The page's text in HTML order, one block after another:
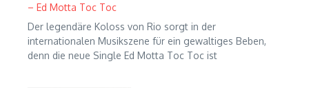
– Ed Motta Toc Toc
Der legendäre Koloss von Rio sorgt in der
internationalen Musikszene für ein gewaltiges Beben,
denn die neue Single Ed Motta Toc Toc ist